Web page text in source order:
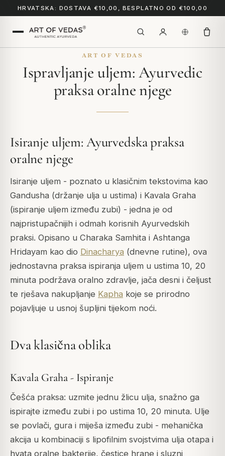
HRVATSKA: DOSTAVA €10,00, BESPLATNO OD €100,00
ART OF VEDAS
Ispravljanje uljem: Ayurvedic
praksa oralne njege
Isiranje uljem: Ayurvedska praksa
oralne njege
Isiranje uljem - poznato u klasičnim tekstovima kao
Gandusha (držanje ulja u ustima) i Kavala Graha
(ispiranje uljem između zubi) - jedna je od
najpristupačnijih i odmah korisnih Ayurvedskih
praksi. Opisano u Charaka Samhita i Ashtanga
Hridayam kao dio Dinacharya (dnevne rutine), ova
jednostavna praksa ispiranja uljem u ustima 10, 20
minuta podržava oralno zdravlje, jača desni i čeljust
te rješava nakupljanje Kapha koje se prirodno
pojavljuje u usnoj šupljini tijekom noći.
Dva klasična oblika
Kavala Graha - Ispiranje
Češća praksa: uzmite jednu žlicu ulja, snažno ga
ispirajte između zubi i po ustima 10, 20 minuta. Ulje
se povlači, gura i miješa između zubi - mehanička
akcija u kombinaciji s lipofilnim svojstvima ulja otapa i
hvata oralne bakterije, čestice hrane i sluzni